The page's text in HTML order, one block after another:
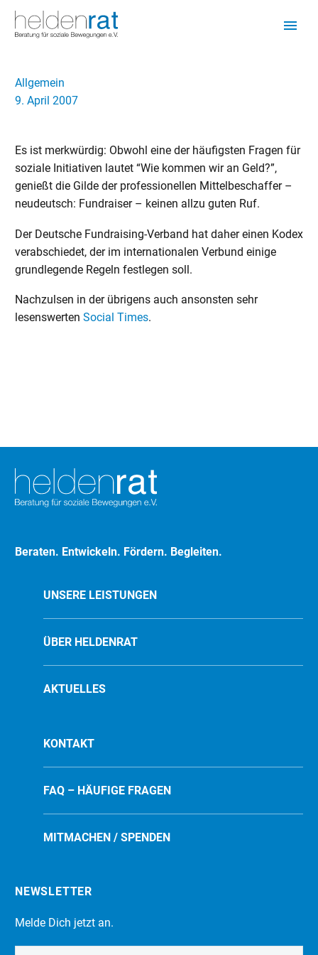
Allgemein
9. April 2007
Es ist merkwürdig: Obwohl eine der häufigsten Fragen für
soziale Initiativen lautet “Wie kommen wir an Geld?”,
genießt die Gilde der professionellen Mittelbeschaffer –
neudeutsch: Fundraiser – keinen allzu guten Ruf.
Der Deutsche Fundraising-Verband hat daher einen Kodex
verabschiedet, der im internationalen Verbund einige
grundlegende Regeln festlegen soll.
Nachzulsen in der übrigens auch ansonsten sehr
lesenswerten Social Times.
Beraten. Entwickeln. Fördern. Begleiten.
UNSERE LEISTUNGEN
ÜBER HELDENRAT
AKTUELLES
KONTAKT
FAQ – HÄUFIGE FRAGEN
MITMACHEN / SPENDEN
NEWSLETTER
Melde Dich jetzt an.